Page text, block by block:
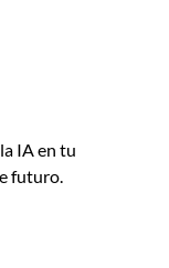
IA en tu
futuro.